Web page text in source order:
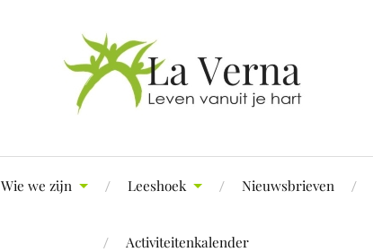
Wie we zijn Leeshoek Nieuwsbrieven
Activiteitenkalender